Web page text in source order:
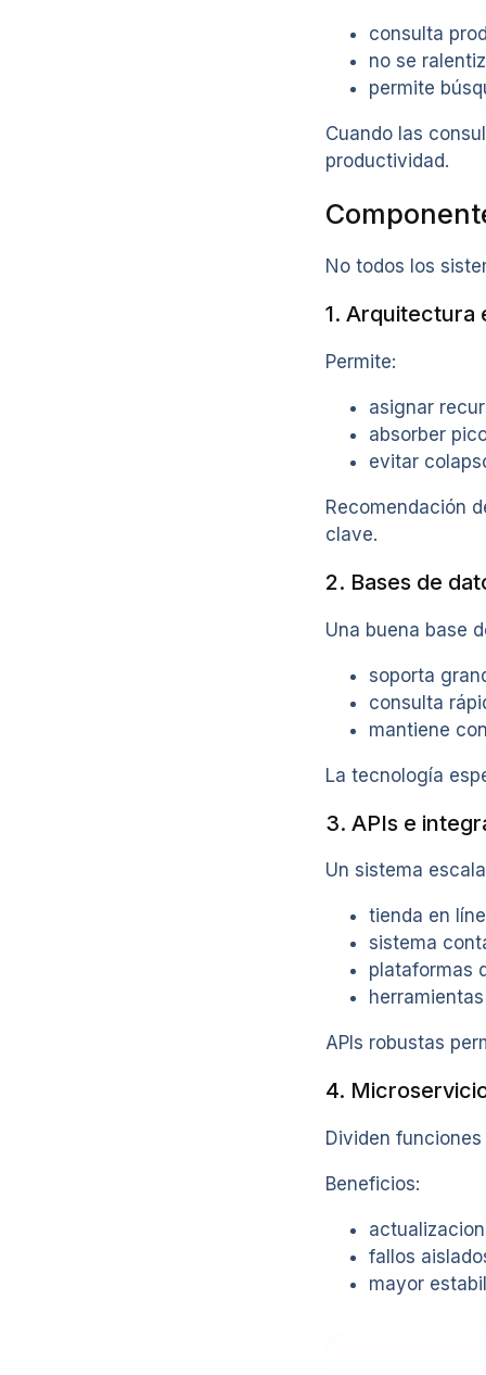
consulta
no se
permite
Cuando las
productividad.
No todos los
1. Arquitectura
Permite:
asignar
absorber
evitar
Recomendación
clave.
2. Bases de
Una buena base
soporta
consulta
mantiene
La tecnología
3. APIs e
Un sistema
tienda en
sistema
plataformas
APIs robustas
4.
Dividen
Beneficios:
fallos
mayor